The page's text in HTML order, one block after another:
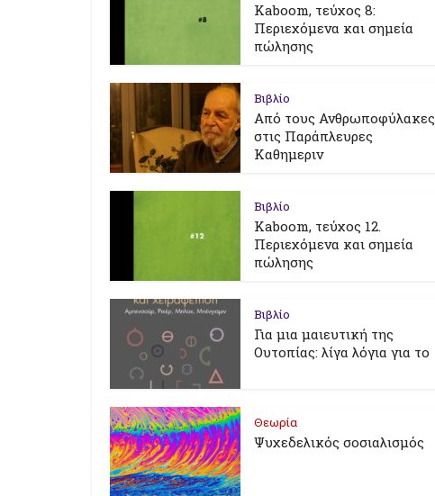
Kaboom, τεύχος 8:
Περιεχόμενα και σημεία
πώλησης
Βιβλίο
Από τους Ανθρωποφύλακες
στις Παράπλευρες
Καθημεριν
Βιβλίο
Kaboom, τεύχος 12.
Περιεχόμενα και σημεία
πώλησης
Βιβλίο
Για μια μαιευτική της
Ουτοπίας: λίγα λόγια για το
Θεωρία
Ψυχεδελικός σοσιαλισμός